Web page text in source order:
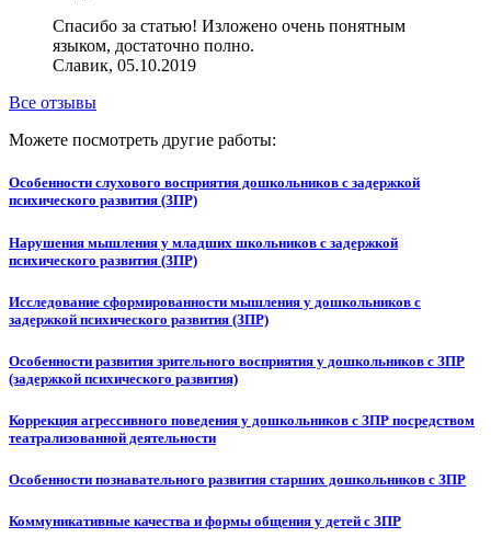
Спасибо за статью! Изложено очень понятным
языком, достаточно полно.
Славик, 05.10.2019
Все отзывы
Можете посмотреть другие работы:
Особенности слухового восприятия дошкольников с задержкой
психического развития (ЗПР)
Нарушения мышления у младших школьников с задержкой
психического развития (ЗПР)
Исследование сформированности мышления у дошкольников с
задержкой психического развития (ЗПР)
Особенности развития зрительного восприятия у дошкольников с ЗПР
(задержкой психического развития)
Коррекция агрессивного поведения у дошкольников с ЗПР посредством
театрализованной деятельности
Особенности познавательного развития старших дошкольников с ЗПР
Коммуникативные качества и формы общения у детей с ЗПР